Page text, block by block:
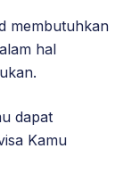
membutuhkan
hal
dapat
Kamu